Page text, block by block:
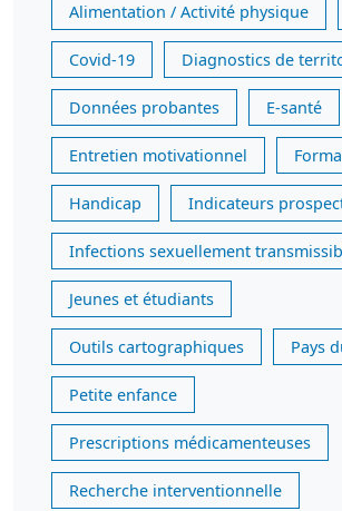
Alimentation / Activité physique
Covid-19 Diagnostics de
Données probantes E-santé
Entretien motivationnel
Handicap Indicateurs
Infections sexuellement
Jeunes et étudiants
Outils cartographiques Pays
Petite enfance
Prescriptions médicamenteuses
Recherche interventionnelle